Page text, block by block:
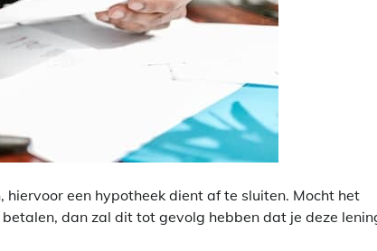
een hypotheek dient af te sluiten. Mocht het
dan zal dit tot gevolg hebben dat je deze